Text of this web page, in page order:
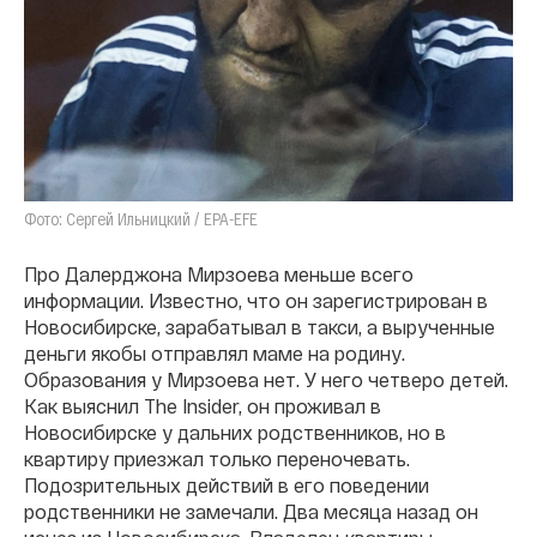
Фото: Сергей Ильницкий / EPA-EFE
Про Далерджона Мирзоева меньше всего
информации. Известно, что он зарегистрирован в
Новосибирске, зарабатывал в такси, а вырученные
деньги якобы отправлял маме на родину.
Образования у Мирзоева нет. У него четверо детей.
Как выяснил The Insider, он проживал в
Новосибирске у дальних родственников, но в
квартиру приезжал только переночевать.
Подозрительных действий в его поведении
родственники не замечали. Два месяца назад он